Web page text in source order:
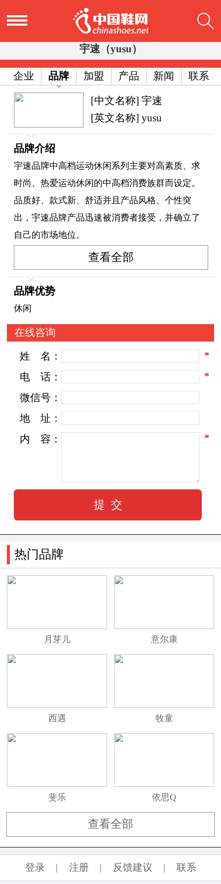
宇速（yusu）
企业 品牌 加盟 产品 新闻 联系
[中文名称] 宇速
[英文名称] yusu
品牌介绍
宇速品牌中高档运动休闲系列主要对高素质、求
时尚、热爱运动休闲的中高档消费族群而设定。
品质好、款式新、舒适并且产品风格、个性突
出，宇速品牌产品迅速被消费者接受，并确立了
自己的市场地位。
查看全部
品牌优势
休闲
在线咨询
姓
名：
*
电
话：
*
微信号：
地
址：
内
容： *
热门品牌
月芽儿 意尔康
西遇 牧童
斐乐 依思Q
查看全部
登录 注册 反馈建议 联系